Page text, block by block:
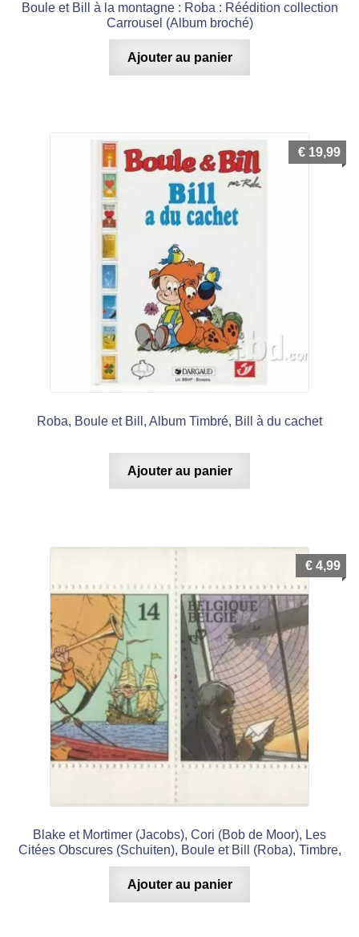
Boule et Bill à la montagne : Roba : Réédition collection
Carrousel (Album broché)
Ajouter au panier
Roba, Boule et Bill, Album Timbré, Bill à du cachet
€ 19,99
Ajouter au panier
Blake et Mortimer (Jacobs), Cori (Bob de Moor), Les
Citées Obscures (Schuiten), Boule et Bill (Roba), Timbre,
€ 4,99
Ajouter au panier